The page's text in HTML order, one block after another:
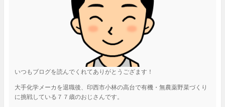
いつもブログを読んでくれてありがとうござます！
大手化学メーカを退職後、印西市小林の高台で有機・無農薬野菜づくり
に挑戦している７７歳のおじさんです。